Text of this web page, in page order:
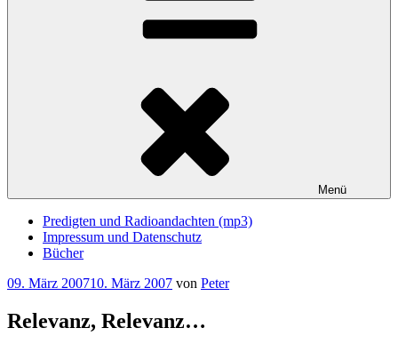
Menü
Predigten und Radioandachten (mp3)
Impressum und Datenschutz
Bücher
Veröffentlicht
09. März 200710. März 2007 von Peter
Relevanz, Relevanz…